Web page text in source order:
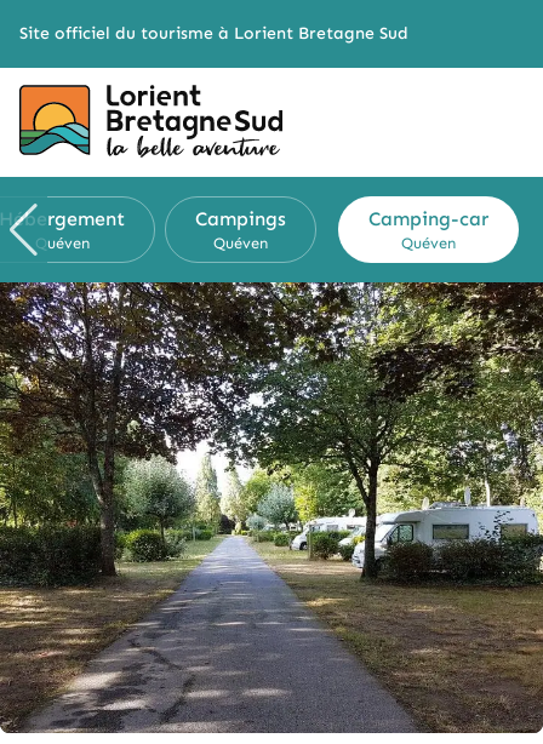
Site officiel du tourisme à Lorient Bretagne Sud
Hébergement
Quéven
Campings
Quéven
Camping-car
Quéven